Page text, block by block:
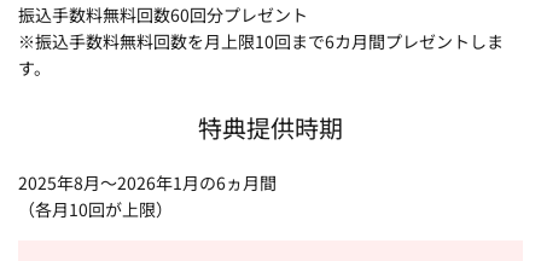
振込手数料無料回数60回分プレゼント
※振込手数料無料回数を月上限10回まで6カ月間プレゼントしま
す。
特典提供時期
2025年8月～2026年1月の6ヵ月間
（各月10回が上限）